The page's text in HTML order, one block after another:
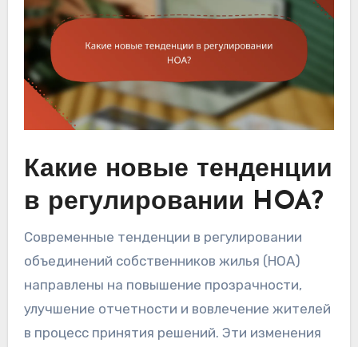
Какие новые тенденции
в регулировании HOA?
Современные тенденции в регулировании
объединений собственников жилья (HOA)
направлены на повышение прозрачности,
улучшение отчетности и вовлечение жителей
в процесс принятия решений. Эти изменения